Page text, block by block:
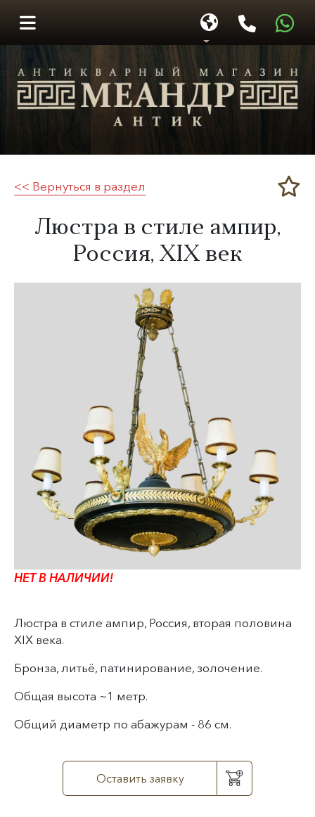
Меандр-Антик
<< Вернуться в раздел
Люстра в стиле ампир,
Россия, XIX век
НЕТ В НАЛИЧИИ!
Люстра в стиле ампир, Россия, вторая половина
XIX века.
Бронза, литьё, патинирование, золочение.
Общая высота ~1 метр.
Общий диаметр по абажурам - 86 см.
Оставить заявку